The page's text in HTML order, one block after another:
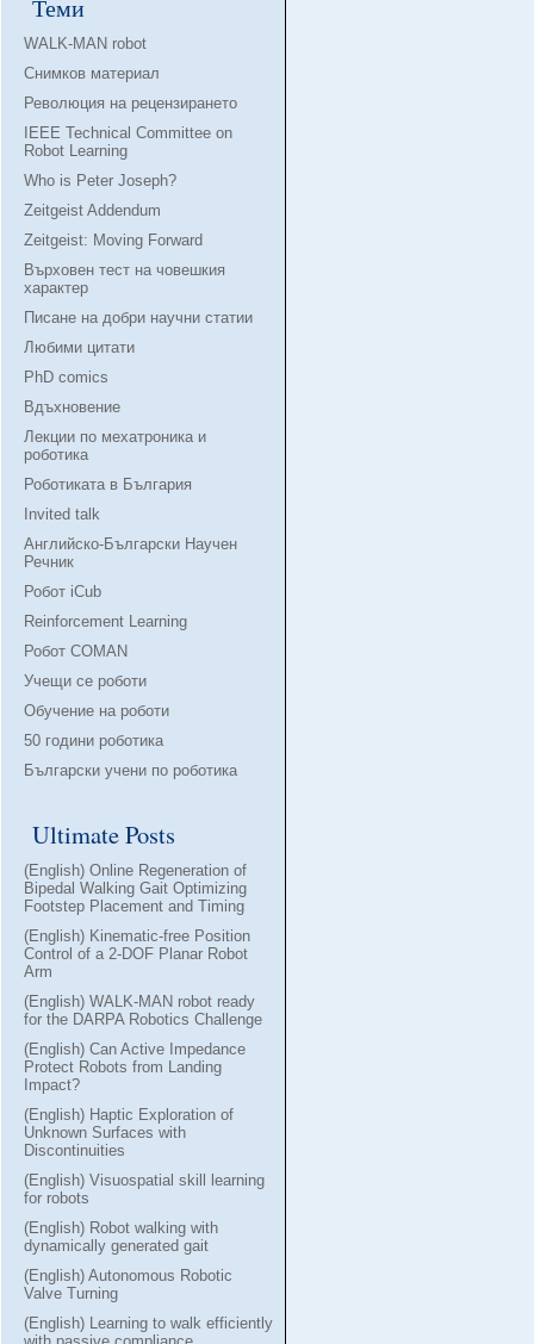
Теми
WALK-MAN robot
Снимков материал
Революция на рецензирането
IEEE Technical Committee on
Robot Learning
Who is Peter Joseph?
Zeitgeist Addendum
Zeitgeist: Moving Forward
Върховен тест на човешкия
характер
Писане на добри научни статии
Любими цитати
PhD comics
Вдъхновение
Лекции по мехатроника и
роботика
Роботиката в България
Invited talk
Английско-Български Научен
Речник
Робот iCub
Reinforcement Learning
Робот COMAN
Учещи се роботи
Обучение на роботи
50 години роботика
Български учени по роботика
Ultimate Posts
(English) Online Regeneration of
Bipedal Walking Gait Optimizing
Footstep Placement and Timing
(English) Kinematic-free Position
Control of a 2-DOF Planar Robot
Arm
(English) WALK-MAN robot ready
for the DARPA Robotics Challenge
(English) Can Active Impedance
Protect Robots from Landing
Impact?
(English) Haptic Exploration of
Unknown Surfaces with
Discontinuities
(English) Visuospatial skill learning
for robots
(English) Robot walking with
dynamically generated gait
(English) Autonomous Robotic
Valve Turning
(English) Learning to walk efficiently